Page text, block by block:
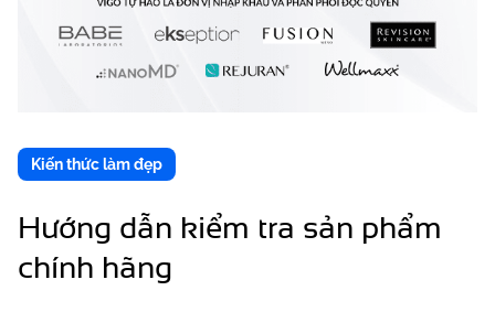
Kiến thức làm đẹp
Hướng dẫn kiểm tra sản phẩm
chính hãng